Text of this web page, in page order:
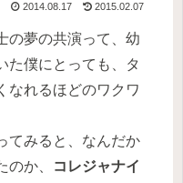
2014.08.17 2015.02.07
の夢の共演って、幼
た僕にとっても、タ
なれるほどのワクワ
てみると、なんだか
か、
コレジャナイ